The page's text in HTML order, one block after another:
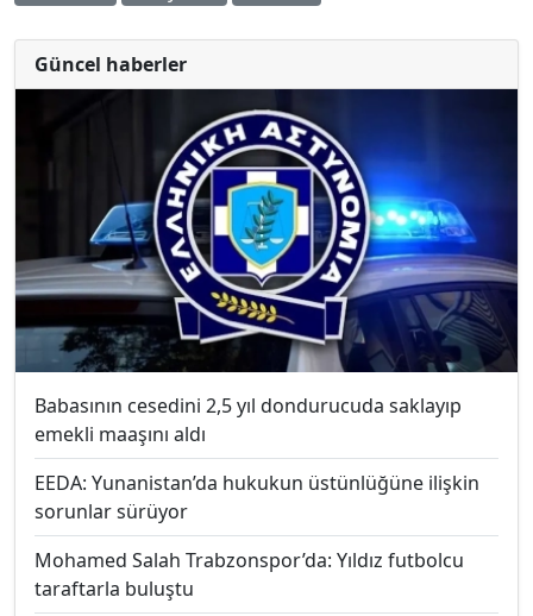
Güncel haberler
Babasının cesedini 2,5 yıl dondurucuda saklayıp
emekli maaşını aldı
EEDA: Yunanistan’da hukukun üstünlüğüne ilişkin
sorunlar sürüyor
Mohamed Salah Trabzonspor’da: Yıldız futbolcu
taraftarla buluştu